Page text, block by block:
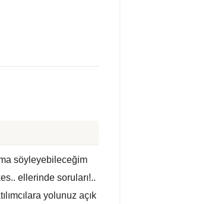
söyleyebileceğim
ellerinde soruları!..
yolunuz açık